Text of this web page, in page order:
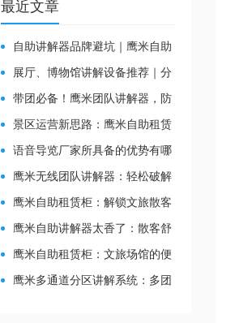
最近文章
自助讲解器品牌避坑｜鹰米自助
讲解器，实测好用不踩雷
展厅、博物馆讲解设备推荐｜分
区讲解系统，解决多团队接待核心
痛点
带团必备！鹰米团队讲解器，防
串音 + 易管理双在线
景区运营新思路：鹰米自助租赁
柜，不只是省了点人工费
​语音导览厂家所具备的优势有哪
些？
鹰米无线团队讲解器：轻松破解
大团队沟通难题
鹰米自助租赁柜：解锁文旅散客
服务新方式，省心又高效
鹰米自助讲解器太香了：散客舒
心，我们运营也减负
鹰米自助租赁柜：文旅场馆的便
民与减负神器
鹰米多通道分区讲解系统：多团